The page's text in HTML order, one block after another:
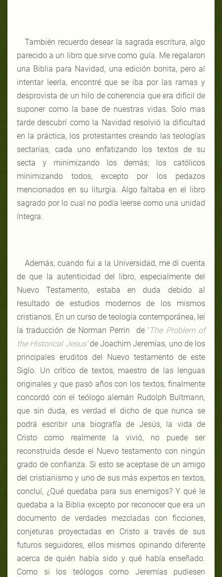
También recuerdo desear la sagrada escritura, algo
parecido a un libro que sirve como guía. Me regalaron
una Biblia para Navidad, una edición bonita, pero al
intentar leerla, encontré que se iba por las ramas y
desprovista de un hilo de coherencia que era difícil de
suponer como la base de nuestras vidas. Solo mas
tarde descubrí como la Navidad resolvió la dificultad
en la práctica, los protestantes creando las teologías
sectarias, cada uno enfatizando los textos de su
secta y minimizando los demás; los católicos
minimizando todos, excepto por los pedazos
mencionados en su liturgia. Algo faltaba en el libro
sagrado por lo cual no podía leerse como una unidad
íntegra.
Además, cuando fui a la Universidad, me di cuenta
de que la autenticidad del libro, especialmente del
Nuevo Testamento, estaba en duda debido al
resultado de estudios modernos de los mismos
cristianos. En un curso de teología contemporánea, leí
la traducción de Norman Perrin de ‘The Problem of
the Historical Jesus’de Joachim Jeremías, uno de los
principales eruditos del Nuevo testamento de este
Siglo. Un crítico de textos, maestro de las lenguas
originales y que pasó años con los textos, finalmente
concordó con el teólogo alemán Rudolph Bultmann,
que sin duda, es verdad el dicho de que nunca se
podrá escribir una biografía de Jesús, la vida de
Cristo como realmente la vivió, no puede ser
reconstruida desde el Nuevo testamento con ningún
grado de confianza. Si esto se aceptase de un amigo
del cristianismo y uno de sus más expertos en textos,
concluí, ¿Qué quedaba para sus enemigos? Y qué le
quedaba a la Biblia excepto por reconocer que era un
documento de verdades mezcladas con ficciones,
conjeturas proyectadas en Cristo a través de sus
futuros seguidores, ellos mismos opinando diferente
acerca de quién había sido y qué había enseñado.
Como si los teólogos como Jeremías pudiesen